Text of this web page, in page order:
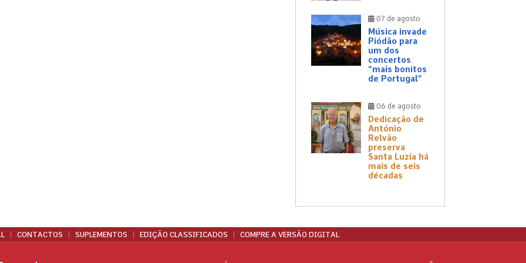
07 de agosto
Música invade
Piódão para
um dos
concertos
“mais bonitos
de Portugal”
06 de agosto
Dedicação de
António
Relvão
preserva
Santa Luzia há
mais de seis
décadas
CONTACTOS SUPLEMENTOS EDIÇÃO CLASSIFICADOS COMPRE A VERSÃO DIGITAL